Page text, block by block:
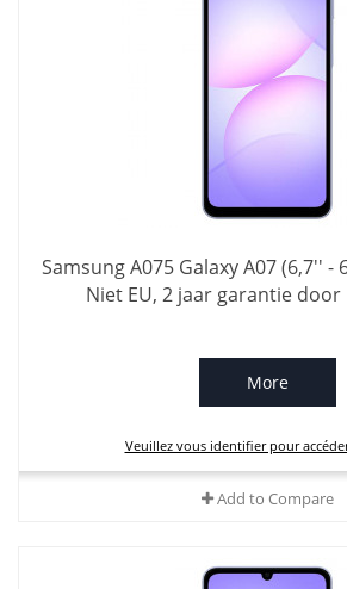
Samsung A075 Galaxy A07 (6,7'' -
Niet EU, 2 jaar garantie door
More
Veuillez vous identifier pour
Add to Compare